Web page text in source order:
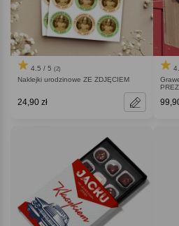
4.5 / 5 (2)
Naklejki urodzinowe ZE ZDJĘCIEM
24,90 zł